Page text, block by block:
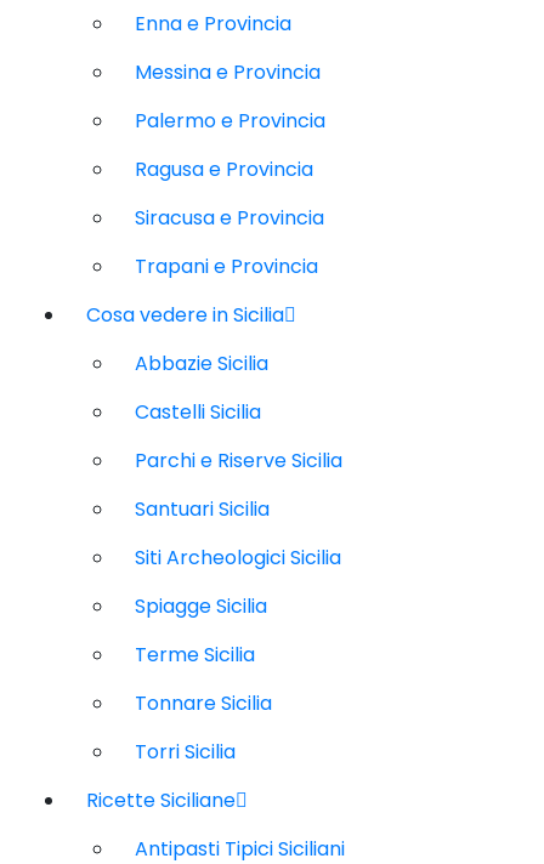
Enna e Provincia
Messina e Provincia
Palermo e Provincia
Ragusa e Provincia
Siracusa e Provincia
Trapani e Provincia
Cosa vedere in Sicilia
Abbazie Sicilia
Castelli Sicilia
Parchi e Riserve Sicilia
Santuari Sicilia
Siti Archeologici Sicilia
Spiagge Sicilia
Terme Sicilia
Tonnare Sicilia
Torri Sicilia
Ricette Siciliane
Antipasti Tipici Siciliani